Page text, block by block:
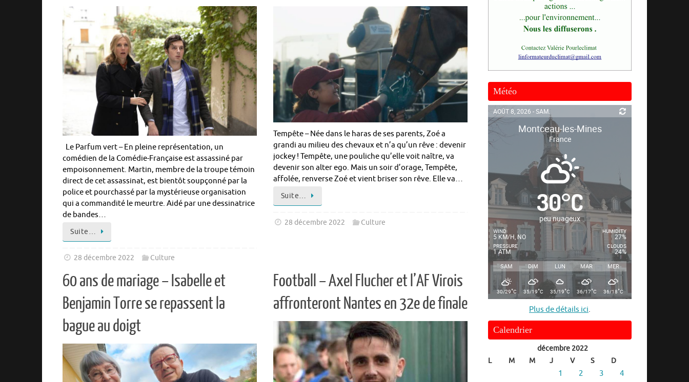
Le Parfum vert – En pleine représentation, un
comédien de la Comédie-Française est assassiné par
empoisonnement. Martin, membre de la troupe témoin
direct de cet assassinat, est bientôt soupçonné par la
police et pourchassé par la mystérieuse organisation
qui a commandité le meurtre. Aidé par une dessinatrice
de bandes…
Suite…
28 décembre 2022 Culture
Tempête – Née dans le haras de ses parents, Zoé a
grandi au milieu des chevaux et n’a qu’un rêve : devenir
jockey ! Tempête, une pouliche qu’elle voit naître, va
devenir son alter ego. Mais un soir d’orage, Tempête,
affolée, renverse Zoé et vient briser son rêve. Elle va…
Suite…
28 décembre 2022 Culture
60 ans de mariage – Isabelle et
Benjamin Torre se repassent la
bague au doigt
Football – Axel Flucher et l’AF Virois
affronteront Nantes en 32e de finale
Météo
AOÛT 8, 2026 - SAM.
Montceau-les-Mines
France
30°C
peu nuageux
WIND
5 KM/H, NO
PRESSURE
1 ATM
HUMIDITY
27%
CLOUDS
24%
SAM DIM LUN MAR MER
30/29°C 35/19°C 35/19°C 36/17°C 36/18°C
Plus de détails ici.
Calendrier
décembre 2022
L
M M J V S D
1 2 3
4